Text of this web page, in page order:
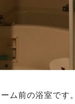
ム前の浴室です。